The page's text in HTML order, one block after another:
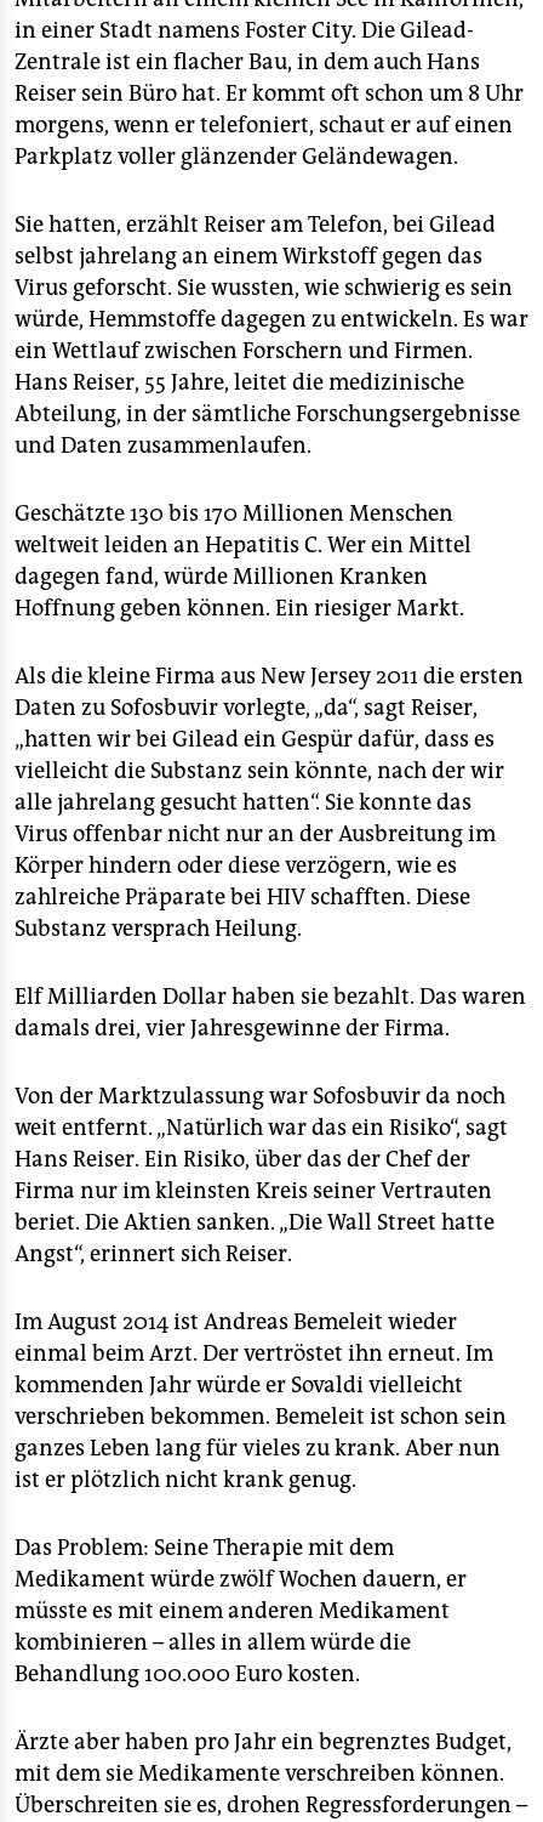
in einer Stadt namens Foster City. Die Gilead-
Zentrale ist ein flacher Bau, in dem auch Hans
Reiser sein Büro hat. Er kommt oft schon um 8 Uhr
morgens, wenn er telefoniert, schaut er auf einen
Parkplatz voller glänzender Geländewagen.
Sie hatten, erzählt Reiser am Telefon, bei Gilead
selbst jahrelang an einem Wirkstoff gegen das
Virus geforscht. Sie wussten, wie schwierig es sein
würde, Hemmstoffe dagegen zu entwickeln. Es war
ein Wettlauf zwischen Forschern und Firmen.
Hans Reiser, 55 Jahre, leitet die medizinische
Abteilung, in der sämtliche Forschungsergebnisse
und Daten zusammenlaufen.
Geschätzte 130 bis 170 Millionen Menschen
weltweit leiden an Hepatitis C. Wer ein Mittel
dagegen fand, würde Millionen Kranken
Hoffnung geben können. Ein riesiger Markt.
Als die kleine Firma aus New Jersey 2011 die ersten
Daten zu Sofosbuvir vorlegte, „da“, sagt Reiser,
„hatten wir bei Gilead ein Gespür dafür, dass es
vielleicht die Substanz sein könnte, nach der wir
alle jahrelang gesucht hatten“. Sie konnte das
Virus offenbar nicht nur an der Ausbreitung im
Körper hindern oder diese verzögern, wie es
zahlreiche Präparate bei HIV schafften. Diese
Substanz versprach Heilung.
Elf Milliarden Dollar haben sie bezahlt. Das waren
damals drei, vier Jahresgewinne der Firma.
Von der Marktzulassung war Sofosbuvir da noch
weit entfernt. „Natürlich war das ein Risiko“, sagt
Hans Reiser. Ein Risiko, über das der Chef der
Firma nur im kleinsten Kreis seiner Vertrauten
beriet. Die Aktien sanken. „Die Wall Street hatte
Angst“, erinnert sich Reiser.
Im August 2014 ist Andreas Bemeleit wieder
einmal beim Arzt. Der vertröstet ihn erneut. Im
kommenden Jahr würde er Sovaldi vielleicht
verschrieben bekommen. Bemeleit ist schon sein
ganzes Leben lang für vieles zu krank. Aber nun
ist er plötzlich nicht krank genug.
Das Problem: Seine Therapie mit dem
Medikament würde zwölf Wochen dauern, er
müsste es mit einem anderen Medikament
kombinieren – alles in allem würde die
Behandlung 100.000 Euro kosten.
Ärzte aber haben pro Jahr ein begrenztes Budget,
mit dem sie Medikamente verschreiben können.
Überschreiten sie es, drohen Regressforderungen –